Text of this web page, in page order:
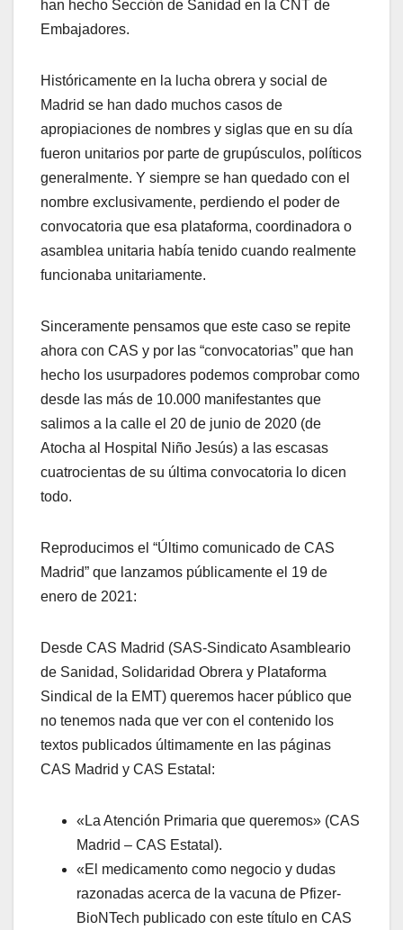
han hecho Sección de Sanidad en la CNT de
Embajadores.
Históricamente en la lucha obrera y social de
Madrid se han dado muchos casos de
apropiaciones de nombres y siglas que en su día
fueron unitarios por parte de grupúsculos, políticos
generalmente. Y siempre se han quedado con el
nombre exclusivamente, perdiendo el poder de
convocatoria que esa plataforma, coordinadora o
asamblea unitaria había tenido cuando realmente
funcionaba unitariamente.
Sinceramente pensamos que este caso se repite
ahora con CAS y por las “convocatorias” que han
hecho los usurpadores podemos comprobar como
desde las más de 10.000 manifestantes que
salimos a la calle el 20 de junio de 2020 (de
Atocha al Hospital Niño Jesús) a las escasas
cuatrocientas de su última convocatoria lo dicen
todo.
Reproducimos el “Último comunicado de CAS
Madrid” que lanzamos públicamente el 19 de
enero de 2021:
Desde CAS Madrid (SAS-Sindicato Asambleario
de Sanidad, Solidaridad Obrera y Plataforma
Sindical de la EMT) queremos hacer público que
no tenemos nada que ver con el contenido los
textos publicados últimamente en las páginas
CAS Madrid y CAS Estatal:
«La Atención Primaria que queremos» (CAS
Madrid – CAS Estatal).
«El medicamento como negocio y dudas
razonadas acerca de la vacuna de Pfizer-
BioNTech publicado con este título en CAS